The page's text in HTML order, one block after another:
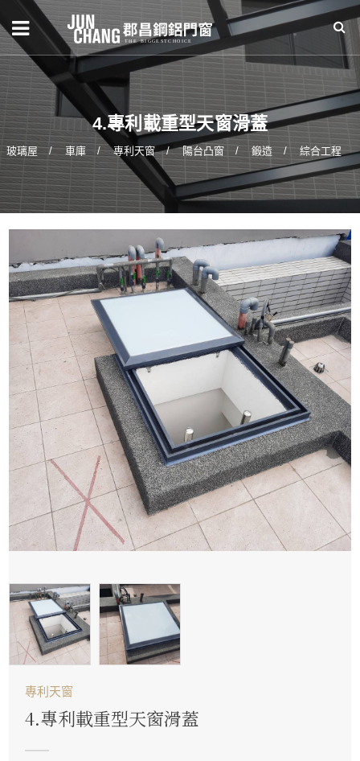
4.專利載重型天窗滑蓋
玻璃屋 車庫 專利天窗 陽台凸窗 鍛造 綜合工程
專利天窗
4.專利載重型天窗滑蓋